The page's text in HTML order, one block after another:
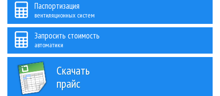
Паспортизация
вентиляционных систем
Запросить стоимость
автоматики
Скачать
прайс